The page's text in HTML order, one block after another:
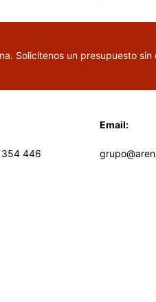
Solicítenos un presupuesto sin
354 446
Email: